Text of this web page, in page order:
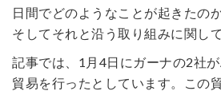
日間でどのようなことが起きたの
そしてそれと沿う取り組みに関し
記事では、1月4日にガーナの2社
貿易を行ったとしています。この